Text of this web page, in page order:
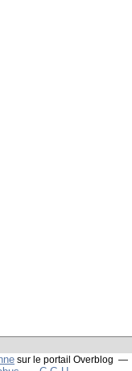
sur le portail Overblog